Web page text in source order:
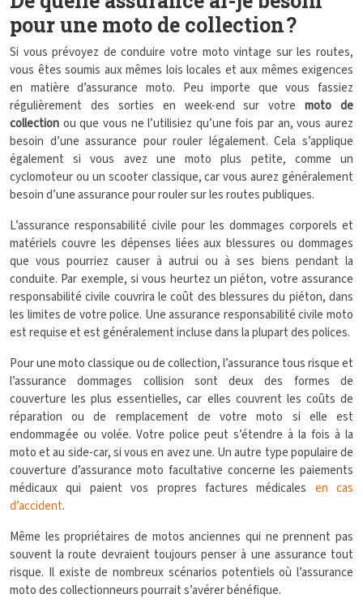
pour une moto de collection ?
Si vous prévoyez de conduire votre moto vintage sur les routes,
vous êtes soumis aux mêmes lois locales et aux mêmes exigences
en matière d’assurance moto. Peu importe que vous fassiez
régulièrement des sorties en week-end sur votremoto de
collection ou que vous ne l’utilisiez qu’une fois par an, vous aurez
besoin d’une assurance pour rouler légalement. Cela s’applique
également si vous avez une moto plus petite, comme un
cyclomoteur ou un scooter classique, car vous aurez généralement
besoin d’une assurance pour rouler sur les routes publiques.
L’assurance responsabilité civile pour les dommages corporels et
matériels couvre les dépenses liées aux blessures ou dommages
que vous pourriez causer à autrui ou à ses biens pendant la
conduite. Par exemple, si vous heurtez un piéton, votre assurance
responsabilité civile couvrira le coût des blessures du piéton, dans
les limites de votre police. Une assurance responsabilité civile moto
est requise et est généralement incluse dans la plupart des polices.
Pour une moto classique ou de collection, l’assurance tous risque et
l’assurance dommages collision sont deux des formes de
couverture les plus essentielles, car elles couvrent les coûts de
réparation ou de remplacement de votre moto si elle est
endommagée ou volée. Votre police peut s’étendre à la fois à la
moto et au side-car, si vous en avez une. Un autre type populaire de
couverture d’assurance moto facultative concerne les paiements
médicaux qui paient vos propres factures médicales en cas
d’accident.
Même les propriétaires de motos anciennes qui ne prennent pas
souvent la route devraient toujours penser à une assurance tout
risque. Il existe de nombreux scénarios potentiels où l’assurance
moto des collectionneurs pourrait s’avérer bénéfique.